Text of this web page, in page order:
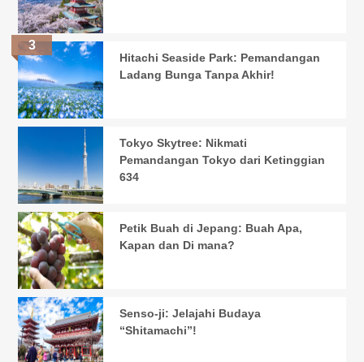
Hitachi Seaside Park: Pemandangan
Ladang Bunga Tanpa Akhir!
Tokyo Skytree: Nikmati
Pemandangan Tokyo dari Ketinggian
634
Petik Buah di Jepang: Buah Apa,
Kapan dan Di mana?
Senso-ji: Jelajahi Budaya
“Shitamachi”!